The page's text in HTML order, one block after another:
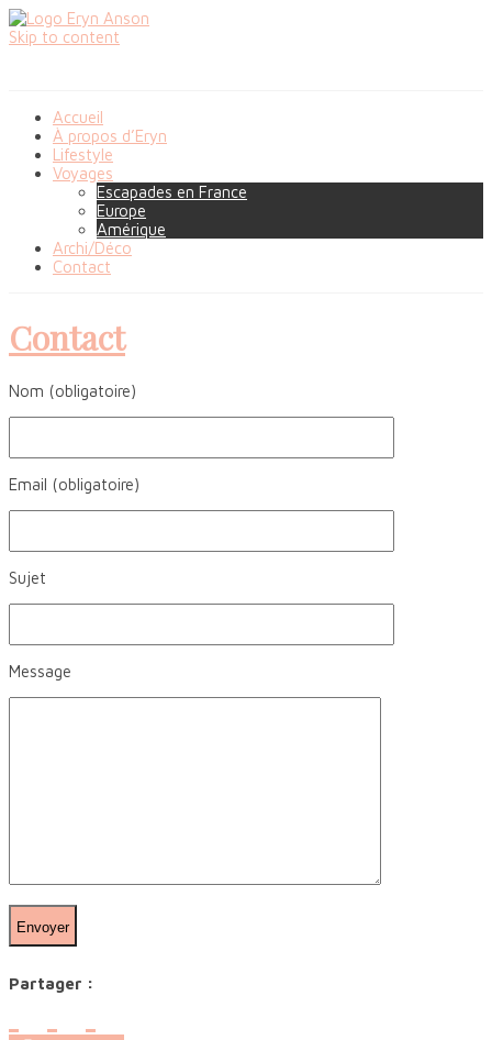
Skip to content
Accueil
À propos d’Eryn
Lifestyle
Voyages
Escapades en France
Europe
Amérique
Archi/Déco
Contact
Contact
Nom (obligatoire)
Email (obligatoire)
Sujet
Message
Partager :